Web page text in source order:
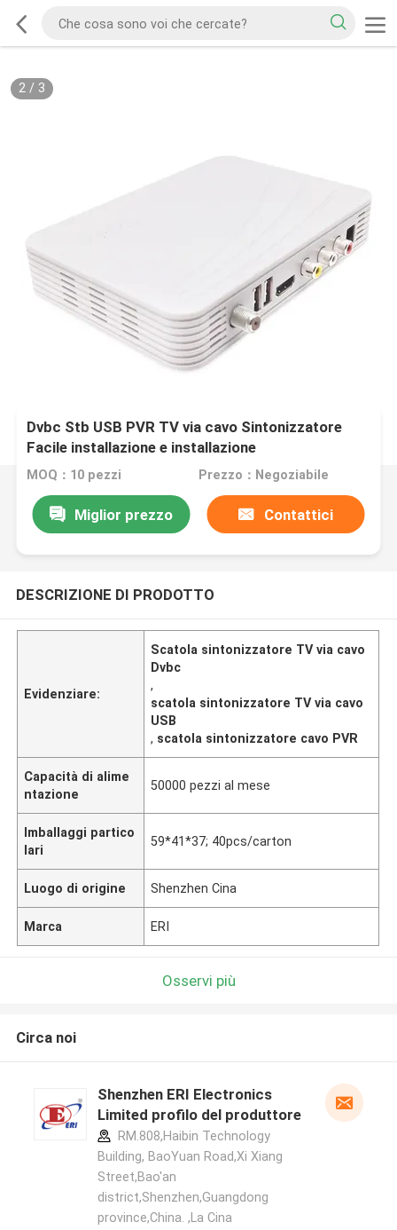
2/ 3
Dvbc Stb USB PVR TV via cavo Sintonizzatore
Facile installazione e installazione
MOQ：10 pezzi Prezzo：Negoziabile
Miglior prezzo Contattici
DESCRIZIONE DI PRODOTTO
Evidenziare:
Scatola sintonizzatore TV via cavo
Dvbc
,
scatola sintonizzatore TV via cavo
USB
, scatola sintonizzatore cavo PVR
Capacità di alime
ntazione
50000 pezzi al mese
Imballaggi partico
lari
59*41*37; 40pcs/carton
Luogo di origine Shenzhen Cina
Marca ERI
Osservi più
Circa noi
Shenzhen ERI Electronics
Limited profilo del produttore
RM.808,Haibin Technology
Building, BaoYuan Road,Xi Xiang
Street,Bao'an
district,Shenzhen,Guangdong
province,China. ,La Cina